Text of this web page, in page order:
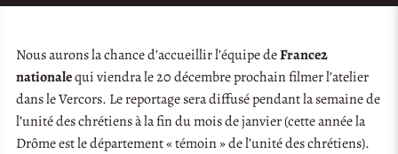
Nous aurons la chance d’accueillir l’équipe deFrance2
nationalequi viendra le 20 décembre prochain filmer l’atelier
dans le Vercors. Le reportage sera diffusé pendant la semaine de
l’unité des chrétiens à la fin du mois de janvier (cette année la
Drôme est le département « témoin » de l’unité des chrétiens).